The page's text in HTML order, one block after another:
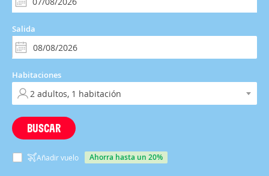
Salida
Habitaciones
BUSCAR
Añadir vuelo ahorra hasta un 20%